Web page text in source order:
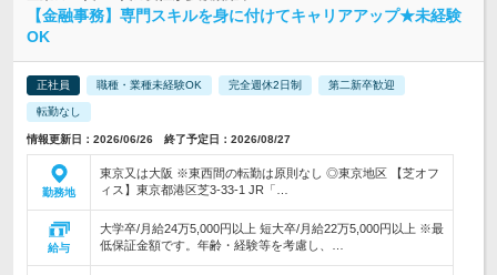
【金融事務】専門スキルを身に付けてキャリアアップ★未経験
OK
正社員 職種・業種未経験OK 完全週休2日制 第二新卒歓迎
転勤なし
情報更新日：2026/06/26 終了予定日：2026/08/27
勤務地
東京又は大阪 ※東西間の転勤は原則なし ◎東京地区 【芝オフ
ィス】東京都港区芝3-33-1 JR「…
給与
大学卒/月給24万5,000円以上 短大卒/月給22万5,000円以上 ※最
低保証金額です。年齢・経験等を考慮し、…